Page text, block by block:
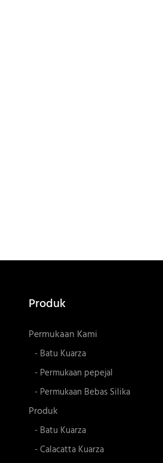
Produk
Permukaan Kami
- Batu Kuarza
- Permukaan pepejal
- Permukaan Bebas Silika
Produk
- Batu Kuarza
- Calacatta Kuarza